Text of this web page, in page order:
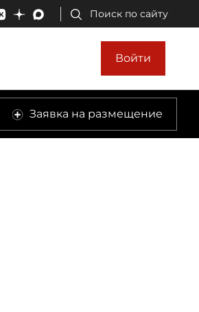
Поиск по сайту
Войти
Заявка на размещение